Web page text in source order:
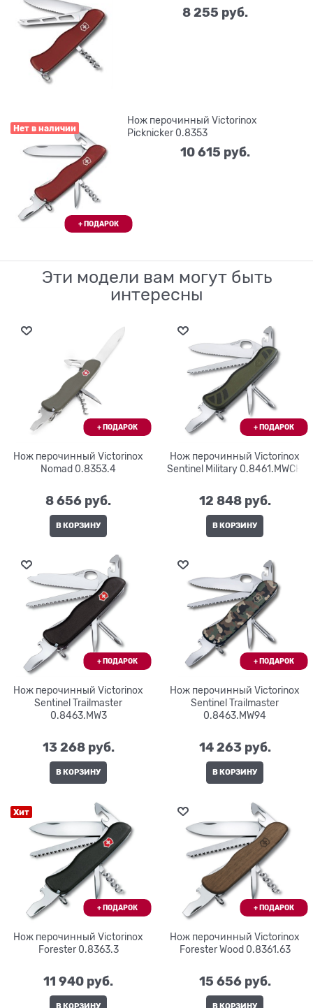
8 255 руб.
Нет в наличии
Нож перочинный Victorinox
Picknicker 0.8353
10 615 руб.
Эти модели вам могут быть
интересны
Нож перочинный Victorinox
Nomad 0.8353.4
8 656 руб.
В КОРЗИНУ
Нож перочинный Victorinox
Sentinel Military 0.8461.MWCH
12 848 руб.
В КОРЗИНУ
Нож перочинный Victorinox
Sentinel Trailmaster
0.8463.MW3
13 268 руб.
В КОРЗИНУ
Нож перочинный Victorinox
Sentinel Trailmaster
0.8463.MW94
14 263 руб.
В КОРЗИНУ
Хит
Нож перочинный Victorinox
Forester 0.8363.3
11 940 руб.
В КОРЗИНУ
Нож перочинный Victorinox
Forester Wood 0.8361.63
15 656 руб.
В КОРЗИНУ